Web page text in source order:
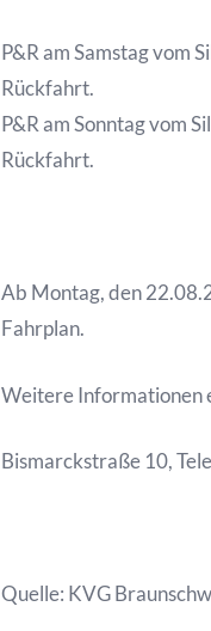
P&R am Samstag vom
Rückfahrt.
P&R am Sonntag vom
Rückfahrt.
Ab Montag, den
Fahrplan.
Weitere Informationen
Bismarckstraße 10,
Quelle: KVG